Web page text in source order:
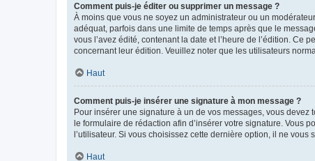
Comment puis-je éditer ou supprimer un message ?
À moins que vous ne soyez un administrateur ou un
adéquat, parfois dans une limite de temps après que le
vous l’avez édité, contenant la date et l’heure de l’édition. Ce
concernant leur édition. Veuillez noter que les utilisateurs
Haut
Comment puis-je insérer une signature à mon message ?
Pour insérer une signature à un de vos messages, vous
le formulaire de rédaction afin d’insérer votre signature. Vous
l’utilisateur. Si vous choisissez cette dernière option, il ne
Haut